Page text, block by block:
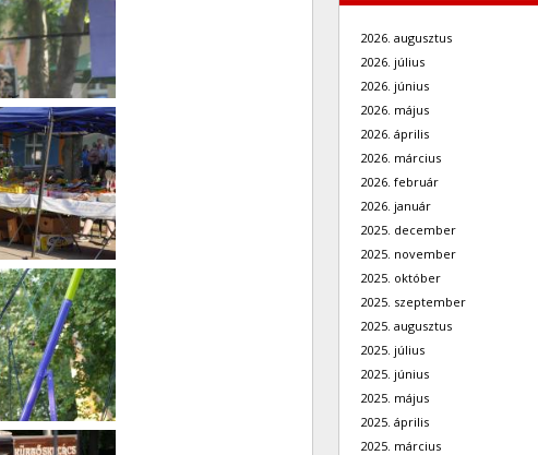
2026. augusztus
2026. július
2026. június
2026. május
2026. április
2026. március
2026. február
2026. január
2025. december
2025. november
2025. október
2025. szeptember
2025. augusztus
2025. július
2025. június
2025. május
2025. április
2025. március